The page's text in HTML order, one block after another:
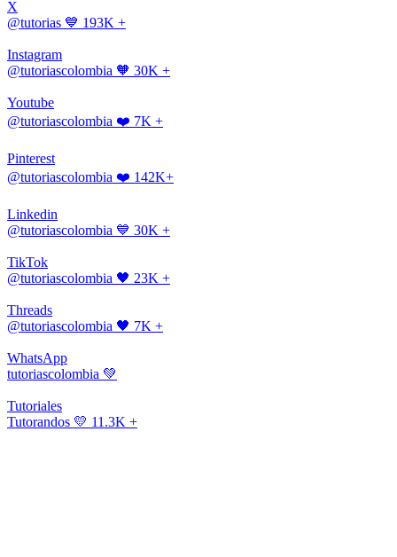
X
@tutorias 💙 193K +
Instagram
@tutoriascolombia 🧡 30K +
Youtube
@tutoriascolombia ❤️ 7K +
Pinterest
@tutoriascolombia ❤️ 142K+
Linkedin
@tutoriascolombia 💙 30K +
TikTok
@tutoriascolombia 🖤 23K +
Threads
@tutoriascolombia 🖤 7K +
WhatsApp
tutoriascolombia 💚
Tutoriales
Tutorandos 💛 11.3K +